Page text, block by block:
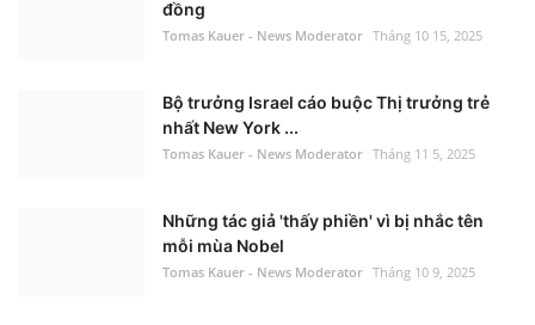
đồng
Tomas Kauer - News Moderator Tháng 10 15, 2025
Bộ trưởng Israel cáo buộc Thị trưởng trẻ
nhất New York ...
Tomas Kauer - News Moderator Tháng 11 5, 2025
Những tác giả 'thấy phiền' vì bị nhắc tên
mỗi mùa Nobel
Tomas Kauer - News Moderator Tháng 10 9, 2025